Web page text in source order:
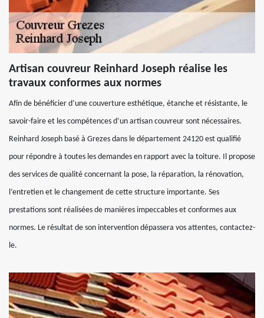
Artisan couvreur Reinhard Joseph réalise les
travaux conformes aux normes
Afin de bénéficier d’une couverture esthétique, étanche et résistante, le
savoir-faire et les compétences d’un artisan couvreur sont nécessaires.
Reinhard Joseph basé à Grezes dans le département 24120 est qualifié
pour répondre à toutes les demandes en rapport avec la toiture. Il propose
des services de qualité concernant la pose, la réparation, la rénovation,
l’entretien et le changement de cette structure importante. Ses
prestations sont réalisées de manières impeccables et conformes aux
normes. Le résultat de son intervention dépassera vos attentes, contactez-
le.